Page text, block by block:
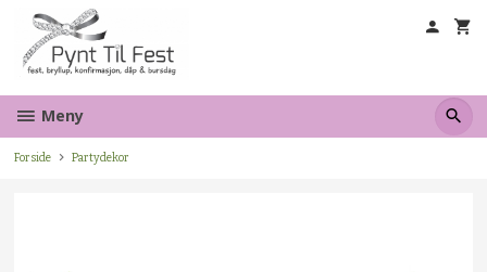
innholdet
Meny
Forside Partydekor